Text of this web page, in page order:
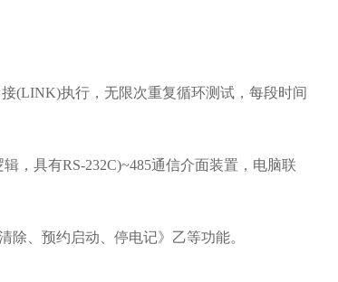
接(LINK)执行，无限次重复循环测试，每段时间
，具有RS-232C)~485通信介面装置，电脑联
除、预约启动、停电记》乙等功能。